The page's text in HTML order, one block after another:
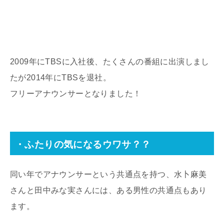
2009年にTBSに入社後、たくさんの番組に出演しまし
たが2014年にTBSを退社。
フリーアナウンサーとなりました！
・ふたりの気になるウワサ？？
同い年でアナウンサーという共通点を持つ、水卜麻美
さんと田中みな実さんには、ある男性の共通点もあり
ます。